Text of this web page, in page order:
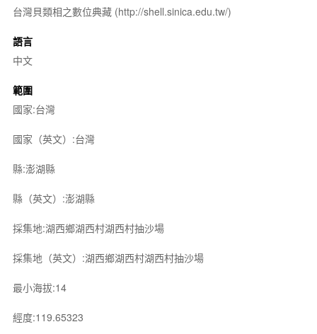
台灣貝類相之數位典藏 (http://shell.sinica.edu.tw/)
語言
中文
範圍
國家:台灣
國家（英文）:台灣
縣:澎湖縣
縣（英文）:澎湖縣
採集地:湖西鄉湖西村湖西村抽沙場
採集地（英文）:湖西鄉湖西村湖西村抽沙場
最小海拔:14
經度:119.65323